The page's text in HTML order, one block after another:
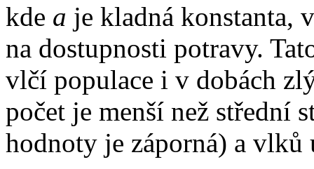
kde a je kladná
na dostupnosti potravy.
vlčí populace i v dobách
počet je menší než střední
hodnoty je záporná) a vlků